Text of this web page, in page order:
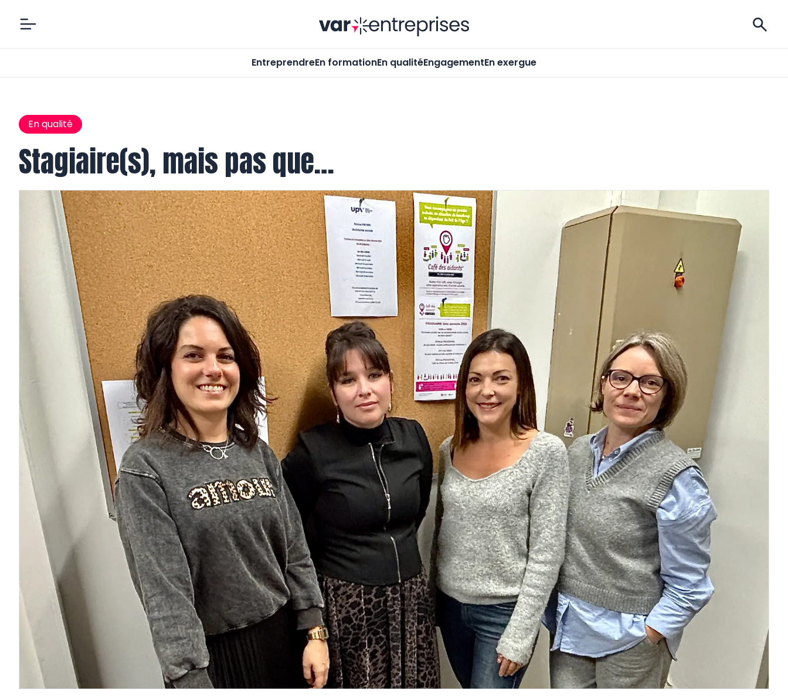
Var-Entreprises
EntreprendreEn formationEn qualitéEngagementEn exergue
En qualité
Stagiaire(s), mais pas que…